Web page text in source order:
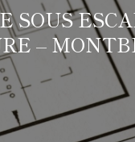
SOUS
–